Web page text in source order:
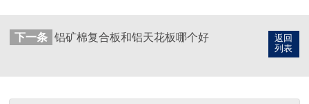
返回
列表
下一条 铝矿棉复合板和铝天花板哪个好